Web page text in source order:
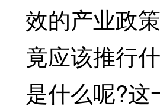
效的产业政
竟应该推行
是什么呢?